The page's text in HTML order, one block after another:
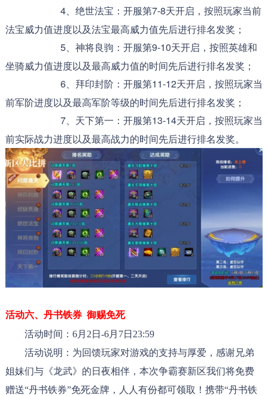
4、绝世法宝：开服第7-8天开启，按照玩家当前
法宝威力值进度以及法宝最高威力值先后进行排名发奖；
5、神将良驹：开服第9-10天开启，按照英雄和
坐骑威力值进度以及最高威力值的时间先后进行排名发奖；
6、拜印封阶：开服第11-12天开启，按照玩家当
前军阶进度以及最高军阶等级的时间先后进行排名发奖；
7、天下第一：开服第13-14天开启，按照玩家当
前实际战力进度以及最高战力的时间先后进行排名发奖。
活动六、 丹书铁券  御赐免死
活动时间：6月2日-6月7日23:59
活动说明：为回馈玩家对游戏的支持与厚爱，感谢兄弟
姐妹们与《龙武》的日夜相伴，本次争霸赛新区我们将免费
赠送“丹书铁券”免死金牌，人人有份都可领取！携带“丹书铁